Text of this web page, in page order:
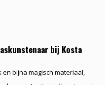
bij Kosta
en bijna magisch materiaal,